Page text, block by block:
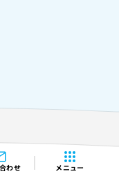
わせ メニュー